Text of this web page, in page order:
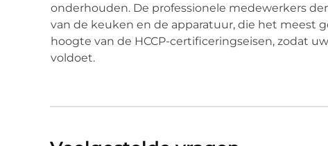
onderhouden. De professionele medewerkers
van de keuken en de apparatuur, die het meest
hoogte van de HCCP-certificeringseisen, zodat
voldoet.